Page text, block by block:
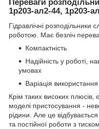
Переваги
1р203-ал2-44, 1р203-
Гідравлічні розподільники
роботою. Має безліч
Компактність
Надійність у роботі,
умовах
Варіація
Крім таких високих плюсів,
моделі пристосування -
рідини. Але це
та постійної роботи з